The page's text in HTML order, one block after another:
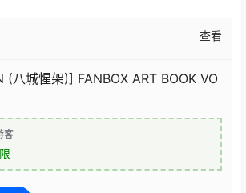
查看
(八城惺架)] FANBOX ART BOOK VO
客